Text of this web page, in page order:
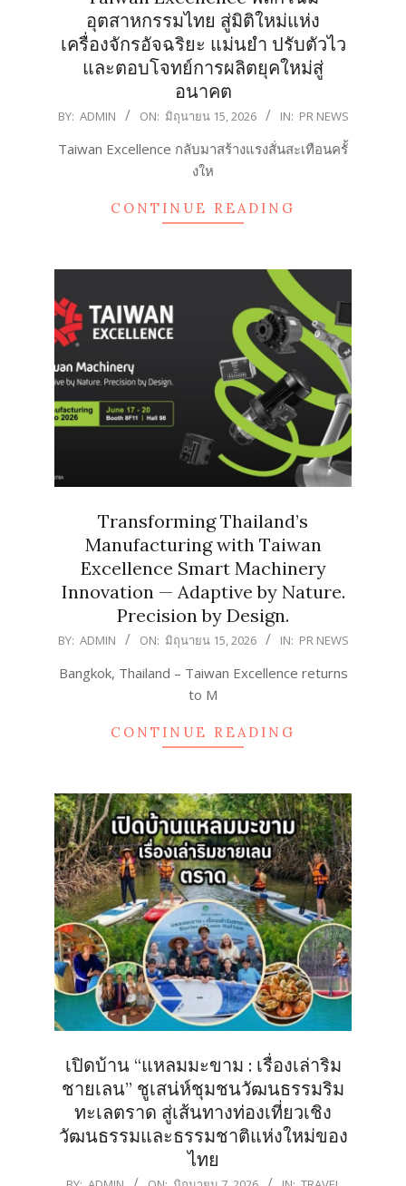
อุตสาหกรรมไทย สู่มิติใหม่แห่ง
เครื่องจักรอัจฉริยะ แม่นยำ ปรับตัวไว
และตอบโจทย์การผลิตยุคใหม่สู่
อนาคต
2026-
15
BY: ADMIN ON: มิถุนายน 15, 2026 IN: PR NEWS
Taiwan Excellence กลับมาสร้างแรงสั่นสะเทือนครั้
งให
CONTINUE READING
Transforming Thailand’s
Manufacturing with Taiwan
Excellence Smart Machinery
Innovation — Adaptive by Nature.
Precision by Design.
2026-
15
BY: ADMIN ON: มิถุนายน 15, 2026 IN: PR NEWS
Bangkok, Thailand – Taiwan Excellence returns
to M
CONTINUE READING
เปิดบ้าน “แหลมมะขาม : เรื่องเล่าริม
ชายเลน” ชูเสน่ห์ชุมชนวัฒนธรรมริม
ทะเลตราด สู่เส้นทางท่องเที่ยวเชิง
วัฒนธรรมและธรรมชาติแห่งใหม่ของ
ไทย
2026-